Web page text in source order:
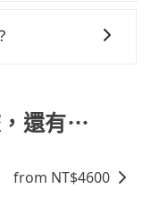
，搭上小黃後約
平均花費約
約640元的交通
說，預約tripool還
或
加收100~2,000
市（苓雅區）與
或九人座
，如果在路邊攔不
論在價格或服務
行旅的最佳選
，還有⋯
from NT$4600